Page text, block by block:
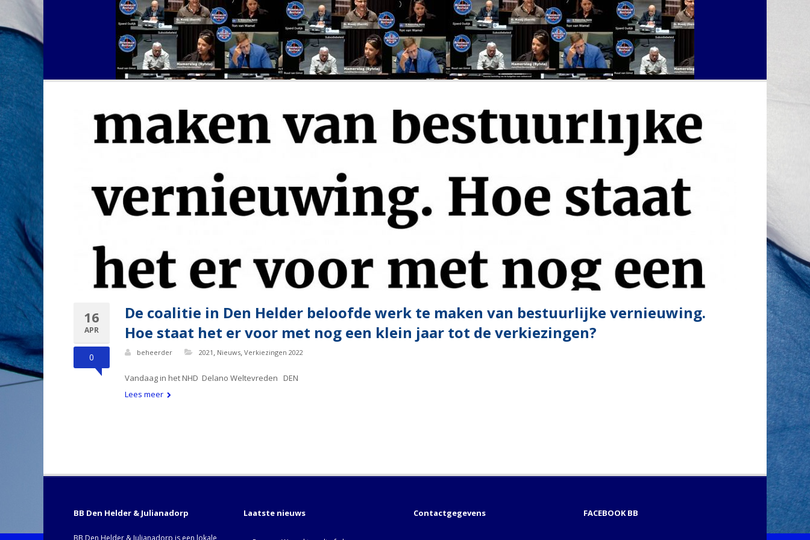
16
APR
0
De coalitie in Den Helder beloofde werk te maken van bestuurlijke vernieuwing.
Hoe staat het er voor met nog een klein jaar tot de verkiezingen?
beheerder 2021 , Nieuws, Verkiezingen 2022
Vandaag in het NHD Delano Weltevreden DEN
Lees meer
BB Den Helder & Julianadorp
BB Den Helder & Julianadorp is een lokale
Laatste nieuws Contactgegevens FACEBOOK BB